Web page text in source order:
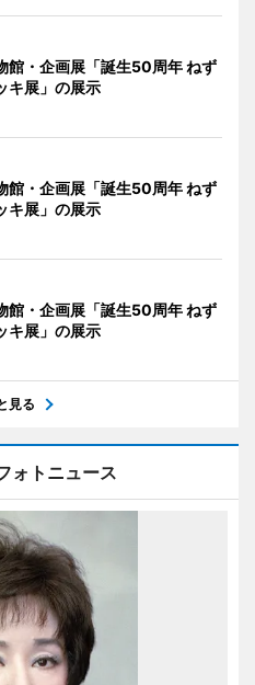
館・企画展「誕生50周年 ねず
キ展」の展示
館・企画展「誕生50周年 ねず
キ展」の展示
館・企画展「誕生50周年 ねず
キ展」の展示
見る
ォトニュース